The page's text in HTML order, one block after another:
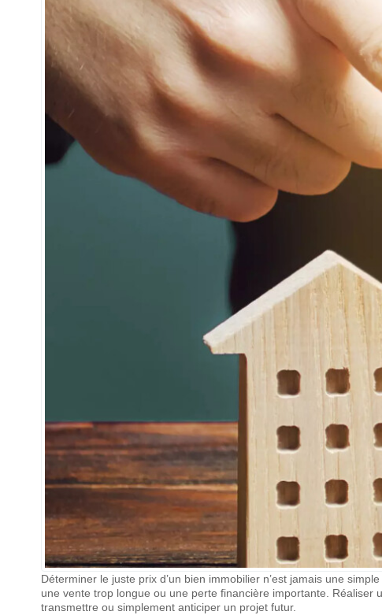
Déterminer le juste prix d’un bien immobilier n’est jamais une
une vente trop longue ou une perte financière importante. Réaliser
transmettre ou simplement anticiper un projet futur.